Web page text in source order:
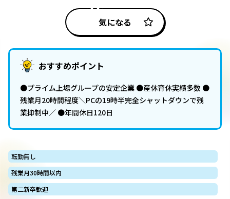
気になる
おすすめポイント
●プライム上場グループの安定企業 ●産休育休実績多数 ●
残業月20時間程度＼PCの19時半完全シャットダウンで残
業抑制中／ ●年間休日120日
転勤無し
残業月30時間以内
第二新卒歓迎